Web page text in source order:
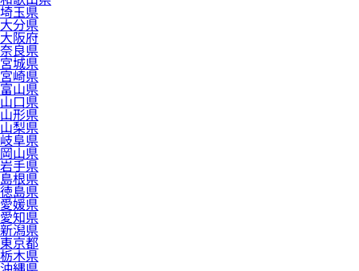
埼玉県
大分県
大阪府
奈良県
宮城県
宮崎県
富山県
山口県
山形県
山梨県
岐阜県
岡山県
岩手県
島根県
徳島県
愛媛県
愛知県
新潟県
東京都
栃木県